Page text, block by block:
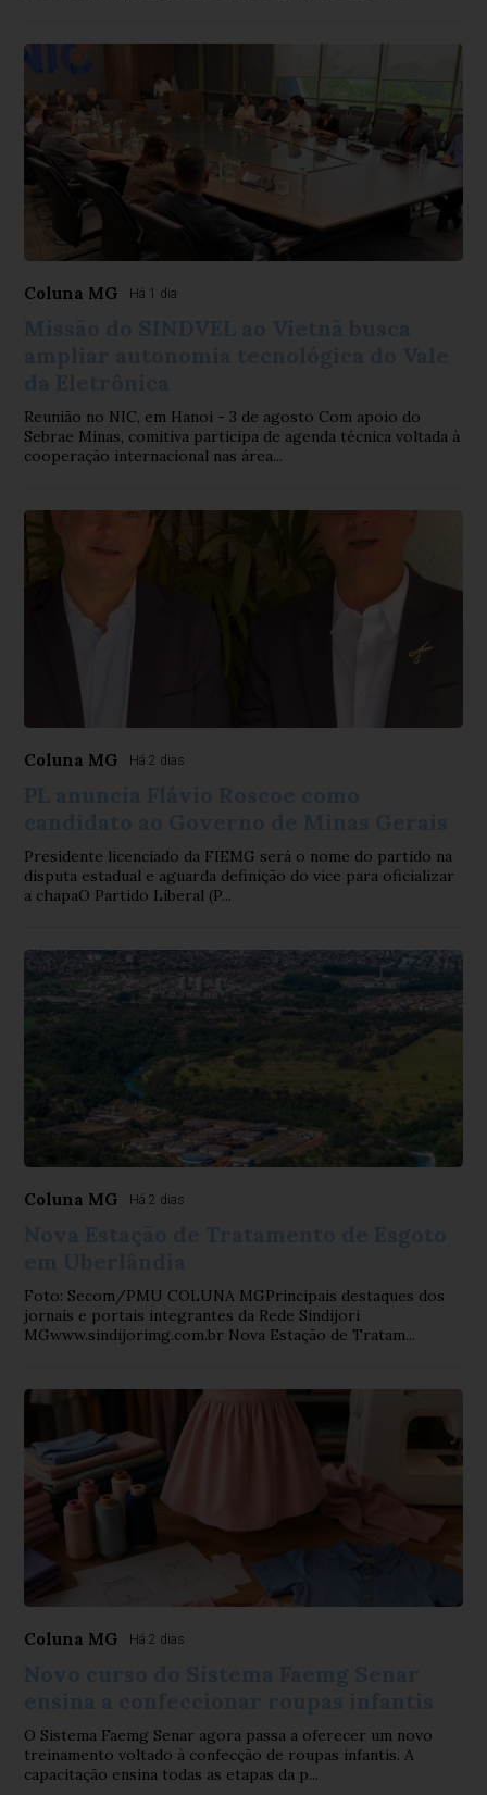
Coluna MG Há 1 dia
Reunião no NIC, em Hanoi - 3 de agosto Com apoio do
Sebrae Minas, comitiva participa de agenda técnica voltada à
cooperação internacional nas área...
Coluna MG Há 2 dias
Presidente licenciado da FIEMG será o nome do partido na
disputa estadual e aguarda definição do vice para oficializar
a chapaO Partido Liberal (P...
Coluna MG Há 2 dias
Foto: Secom/PMU COLUNA MGPrincipais destaques dos
jornais e portais integrantes da Rede Sindijori
MGwww.sindijorimg.com.br Nova Estação de Tratam...
Coluna MG Há 2 dias
O Sistema Faemg Senar agora passa a oferecer um novo
treinamento voltado à confecção de roupas infantis. A
capacitação ensina todas as etapas da p...